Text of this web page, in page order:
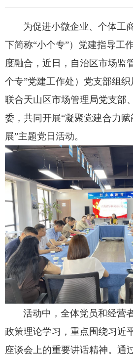
为促进小微企业、个体工
下简称“小个专”）党建指导工
度融合，近日，自治区市场监
个专”党建工作处）党支部组织
联合天山区市场管理局党支部、
委， 共同开展“凝聚党建合力赋
展”主题党日活动。
活动中，全体党员和经营
政策理论学习，重点围绕习近
座谈会上的重要讲话精神。 通